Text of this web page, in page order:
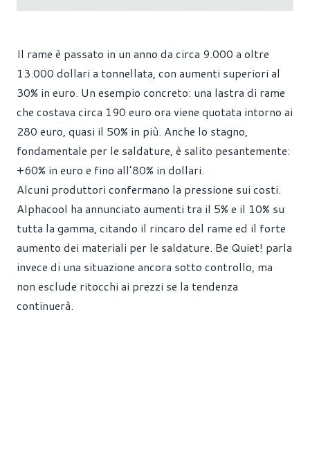
Il rame è passato in un anno da circa 9.000 a oltre
13.000 dollari a tonnellata, con aumenti superiori al
30% in euro. Un esempio concreto: una lastra di rame
che costava circa 190 euro ora viene quotata intorno ai
280 euro, quasi il 50% in più. Anche lo stagno,
fondamentale per le saldature, è salito pesantemente:
+60% in euro e fino all’80% in dollari.
Alcuni produttori confermano la pressione sui costi.
Alphacool ha annunciato aumenti tra il 5% e il 10% su
tutta la gamma, citando il rincaro del rame ed il forte
aumento dei materiali per le saldature. Be Quiet! parla
invece di una situazione ancora sotto controllo, ma
non esclude ritocchi ai prezzi se la tendenza
continuerà.